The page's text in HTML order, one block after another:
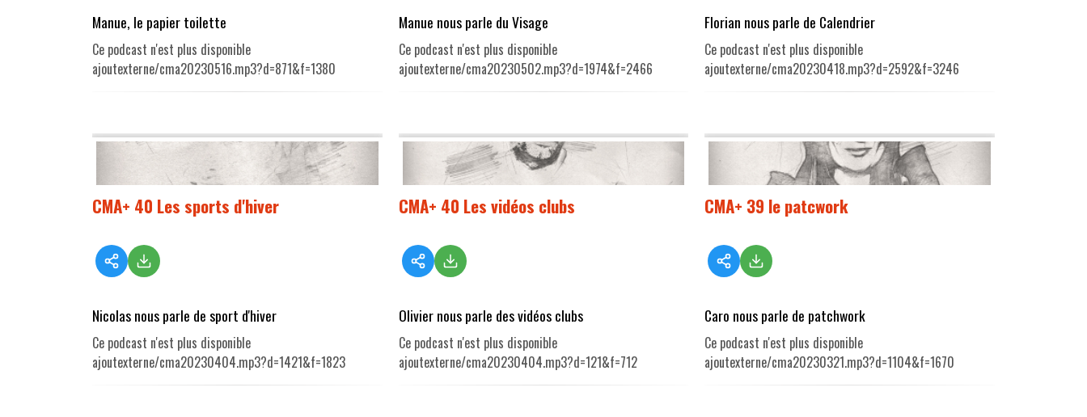
Manue, le papier toilette
Ce podcast n'est plus disponible
ajoutexterne/cma20230516.mp3?d=871&f=1380
Manue nous parle du Visage
Ce podcast n'est plus disponible
ajoutexterne/cma20230502.mp3?d=1974&f=2466
Florian nous parle de Calendrier
Ce podcast n'est plus disponible
ajoutexterne/cma20230418.mp3?d=2592&f=3246
CMA+ 40 Les sports d'hiver
Nicolas nous parle de sport d'hiver
Ce podcast n'est plus disponible
ajoutexterne/cma20230404.mp3?d=1421&f=1823
CMA+ 40 Les vidéos clubs
Olivier nous parle des vidéos clubs
Ce podcast n'est plus disponible
ajoutexterne/cma20230404.mp3?d=121&f=712
CMA+ 39 le patcwork
Caro nous parle de patchwork
Ce podcast n'est plus disponible
ajoutexterne/cma20230321.mp3?d=1104&f=1670